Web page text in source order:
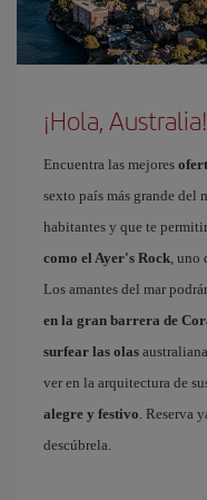
¡Hola, Australia!
Encuentra las mejores
sexto país más grande del
habitantes y que te
como el Ayer's Rock ,
Los amantes del mar
en la gran barrera de
surfear las olas
ver en la arquitectura de
alegre y festivo . Reserva
descúbrela.